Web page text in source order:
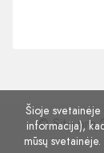
© Site.pro
Šioje svetainėje
informacija),
mūsų